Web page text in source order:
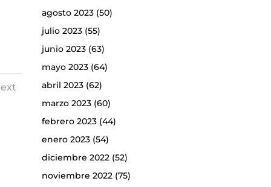
agosto 2023(50)
julio 2023(55)
junio 2023(63)
mayo 2023(64)
abril 2023(62)
marzo 2023(60)
febrero 2023(44)
enero 2023(54)
diciembre 2022(52)
noviembre 2022(75)